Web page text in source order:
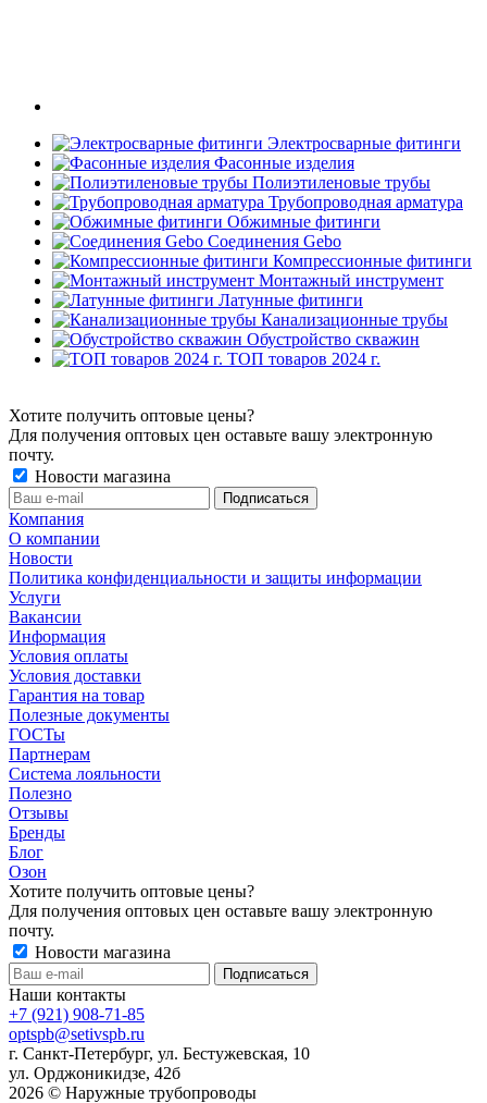
Электросварные фитинги
Фасонные изделия
Полиэтиленовые трубы
Трубопроводная арматура
Обжимные фитинги
Соединения Gebo
Компрессионные фитинги
Монтажный инструмент
Латунные фитинги
Канализационные трубы
Обустройство скважин
ТОП товаров 2024 г.
Хотите получить оптовые цены?
Для получения оптовых цен оставьте вашу электронную
почту.
Новости магазина
Компания
О компании
Новости
Политика конфиденциальности и защиты информации
Услуги
Вакансии
Информация
Условия оплаты
Условия доставки
Гарантия на товар
Полезные документы
ГОСТы
Партнерам
Система лояльности
Полезно
Отзывы
Бренды
Блог
Озон
Хотите получить оптовые цены?
Для получения оптовых цен оставьте вашу электронную
почту.
Новости магазина
Наши контакты
+7 (921) 908-71-85
optspb@setivspb.ru
г. Санкт-Петербург, ул. Бестужевская, 10
ул. Орджоникидзе, 42б
2026 © Наружные трубопроводы